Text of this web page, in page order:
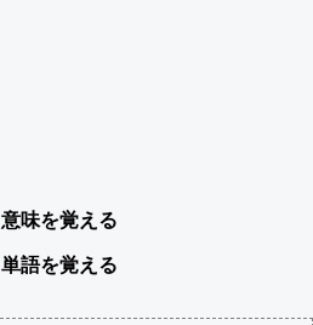
意味を覚える
単語を覚える